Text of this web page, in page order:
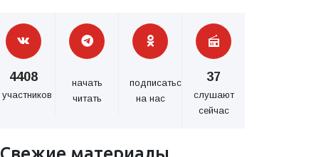
4408
участников
начать
читать
подписаться
на нас
37
слушают
сейчас